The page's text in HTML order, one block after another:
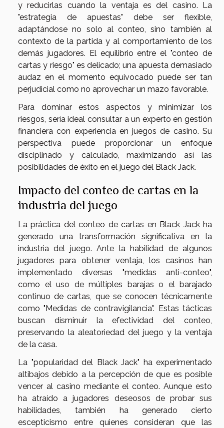
y reducirlas cuando la ventaja es del casino. La
"estrategia de apuestas" debe ser flexible,
adaptándose no solo al conteo, sino también al
contexto de la partida y al comportamiento de los
demás jugadores. El equilibrio entre el "conteo de
cartas y riesgo" es delicado; una apuesta demasiado
audaz en el momento equivocado puede ser tan
perjudicial como no aprovechar un mazo favorable.
Para dominar estos aspectos y minimizar los
riesgos, sería ideal consultar a un experto en gestión
financiera con experiencia en juegos de casino. Su
perspectiva puede proporcionar un enfoque
disciplinado y calculado, maximizando así las
posibilidades de éxito en el juego del Black Jack.
Impacto del conteo de cartas en la
industria del juego
La práctica del conteo de cartas en Black Jack ha
generado una transformación significativa en la
industria del juego. Ante la habilidad de algunos
jugadores para obtener ventaja, los casinos han
implementado diversas "medidas anti-conteo",
como el uso de múltiples barajas o el barajado
continuo de cartas, que se conocen técnicamente
como "Medidas de contravigilancia". Estas tácticas
buscan disminuir la efectividad del conteo,
preservando la aleatoriedad del juego y la ventaja
de la casa.
La "popularidad del Black Jack" ha experimentado
altibajos debido a la percepción de que es posible
vencer al casino mediante el conteo. Aunque esto
ha atraído a jugadores deseosos de probar sus
habilidades, también ha generado cierto
escepticismo entre quienes consideran que las